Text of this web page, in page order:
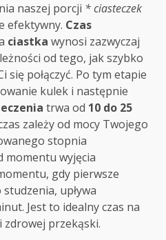
naszej porcji * ciasteczek
efektywny. Czas
ciastka wynosi zazwyczaj
od tego, jak szybko
się połączyć. Po tym etapie
kulek i następnie
trwa od 10 do 25
zależy od mocy Twojego
stopnia
momentu wyjęcia
gdy pierwsze
upływa
Jest to idealny czas na
przekąski.